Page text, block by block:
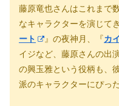
藤原竜也さんはこれまで
なキャラクターを演じて
ート
』の夜神月、『カ
イジなど、藤原さんの出
の興玉雅という役柄も、
派のキャラクターにぴっ